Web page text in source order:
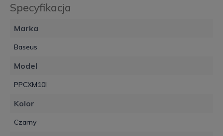
Specyfikacja
Marka
Baseus
Model
PPCXM10I
Kolor
Czarny